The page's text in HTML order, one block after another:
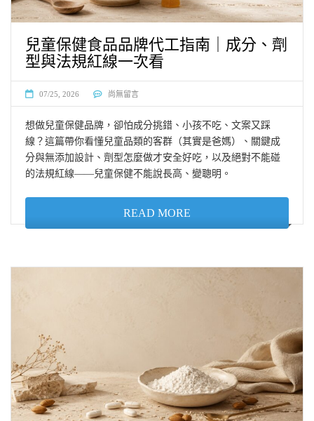
兒童保健食品品牌代工指南｜成分、劑
型與法規紅線一次看
07/25, 2026 尚無留言
想做兒童保健品牌，卻怕成分挑錯、小孩不吃、文案又踩
線？這篇帶你看懂兒童品類的客群（其實是爸媽）、關鍵成
分與無添加設計、劑型怎麼做才安全好吃，以及絕對不能碰
的法規紅線——兒童保健不能說長高、變聰明。
READ MORE